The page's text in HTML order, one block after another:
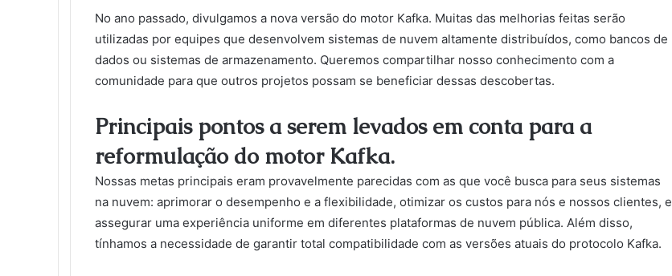
No ano passado, divulgamos a nova versão do motor Kafka. Muitas das melhorias feitas serão
utilizadas por equipes que desenvolvem sistemas de nuvem altamente distribuídos, como bancos de
dados ou sistemas de armazenamento. Queremos compartilhar nosso conhecimento com a
comunidade para que outros projetos possam se beneficiar dessas descobertas.
Principais pontos a serem levados em conta para a
reformulação do motor Kafka.
Nossas metas principais eram provavelmente parecidas com as que você busca para seus sistemas
na nuvem: aprimorar o desempenho e a flexibilidade, otimizar os custos para nós e nossos clientes, e
assegurar uma experiência uniforme em diferentes plataformas de nuvem pública. Além disso,
tínhamos a necessidade de garantir total compatibilidade com as versões atuais do protocolo Kafka.